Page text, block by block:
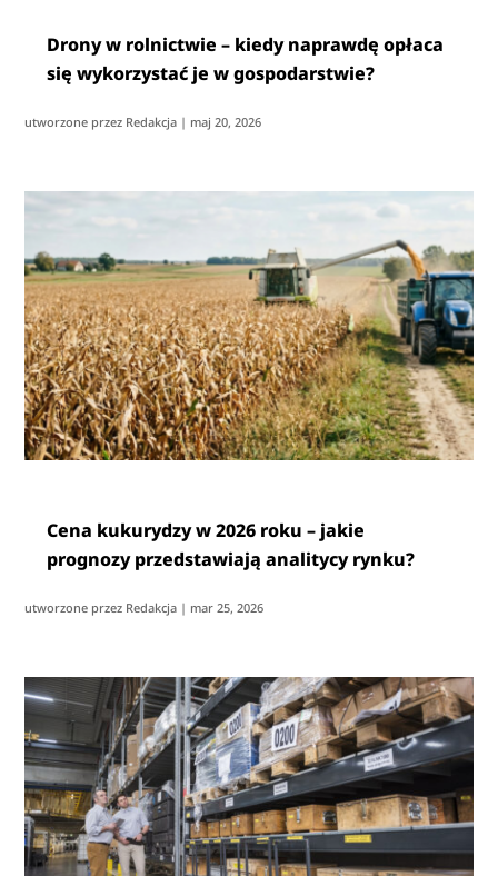
Drony w rolnictwie – kiedy naprawdę opłaca
się wykorzystać je w gospodarstwie?
utworzone przez Redakcja | maj 20, 2026
Cena kukurydzy w 2026 roku – jakie
prognozy przedstawiają analitycy rynku?
utworzone przez Redakcja | mar 25, 2026